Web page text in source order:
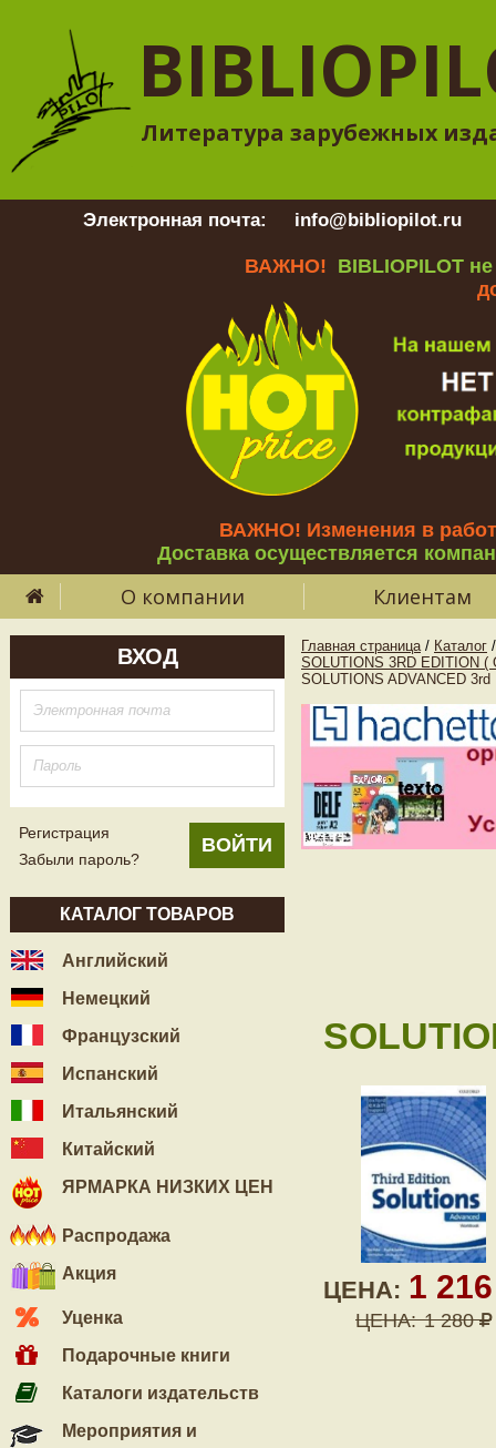
Литература зарубежных
Электронная почта: info@bibliopilot.ru
ВАЖНО! BIBLIOPILOT
ВАЖНО! Изменения в
Доставка осуществляется
О компании Клиентам
ВХОД
Регистрация
Забыли пароль?
КАТАЛОГ ТОВАРОВ
Английский
Немецкий
Французский
Испанский
Итальянский
Китайский
ЯРМАРКА НИЗКИХ ЦЕН
Распродажа
Акция
Уценка
Подарочные книги
Каталоги издательств
Мероприятия и
Главная страница / Каталог /
SOLUTIONS 3RD EDITION
SOLUTIONS ADVANCED 3rd
ЦЕНА: 1
ЦЕНА: 1 280